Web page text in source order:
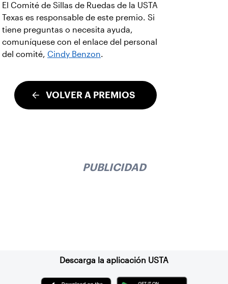
El Comité de Sillas de Ruedas de la USTA
Texas es responsable de este premio. Si
tiene preguntas o necesita ayuda,
comuníquese con el enlace del personal
del comité, Cindy Benzon.
VOLVER A PREMIOS
PUBLICIDAD
Descarga la aplicación USTA